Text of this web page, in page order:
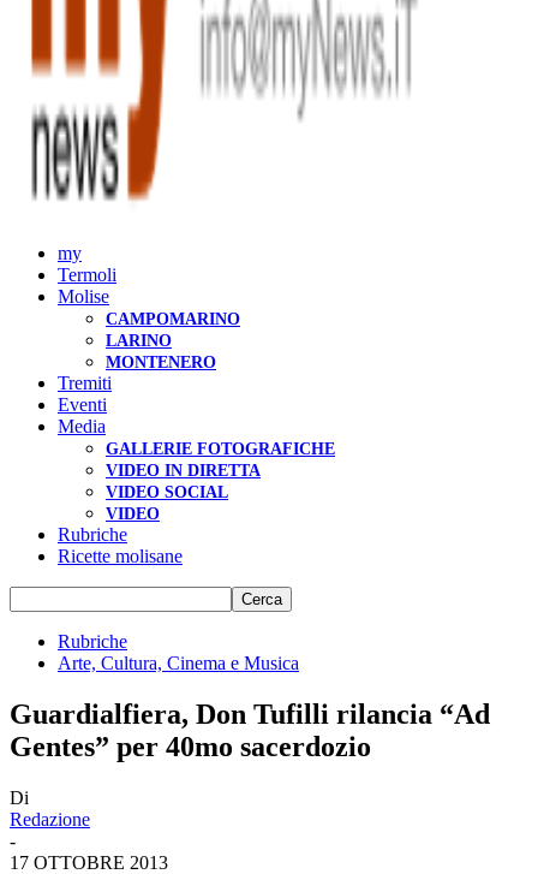
my
Termoli
Molise
CAMPOMARINO
LARINO
MONTENERO
Tremiti
Eventi
Media
GALLERIE FOTOGRAFICHE
VIDEO IN DIRETTA
VIDEO SOCIAL
VIDEO
Rubriche
Ricette molisane
Rubriche
Arte, Cultura, Cinema e Musica
Guardialfiera, Don Tufilli rilancia “Ad
Gentes” per 40mo sacerdozio
Di
Redazione
-
17 OTTOBRE 2013